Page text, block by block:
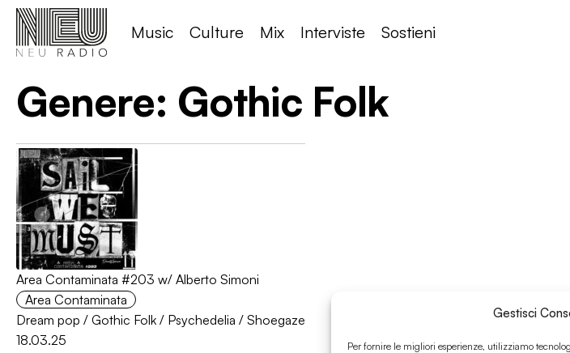
Gestisci
Per fornire le migliori esperienze, utilizziamo
Music Culture Mix Interviste Sostieni
Genere: Gothic Folk
Area Contaminata #203 w/ Alberto Simoni
Area Contaminata
Dream pop / Gothic Folk / Psychedelia / Shoegaze
18.03.25